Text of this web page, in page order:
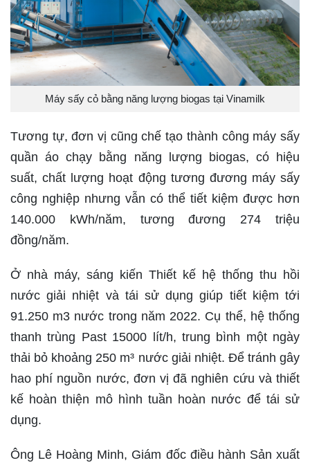
Máy sấy cỏ bằng năng lượng biogas tại Vinamilk
Tương tự, đơn vị cũng chế tạo thành công máy sấy
quần áo chạy bằng năng lượng biogas, có hiệu
suất, chất lượng hoạt động tương đương máy sấy
công nghiệp nhưng vẫn có thể tiết kiệm được hơn
140.000 kWh/năm, tương đương 274 triệu
đồng/năm.
Ở nhà máy, sáng kiến Thiết kế hệ thống thu hồi
nước giải nhiệt và tái sử dụng giúp tiết kiệm tới
91.250 m3 nước trong năm 2022. Cụ thể, hệ thống
thanh trùng Past 15000 lít/h, trung bình một ngày
thải bỏ khoảng 250 m³ nước giải nhiệt. Để tránh gây
hao phí nguồn nước, đơn vị đã nghiên cứu và thiết
kế hoàn thiện mô hình tuần hoàn nước để tái sử
dụng.
Ông Lê Hoàng Minh, Giám đốc điều hành Sản xuất